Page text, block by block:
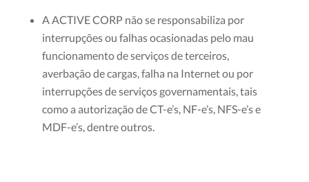
A ACTIVE CORP não se responsabiliza por
interrupções ou falhas ocasionadas pelo mau
funcionamento de serviços de terceiros,
averbação de cargas, falha na Internet ou por
interrupções de serviços governamentais, tais
como a autorização de CT-e’s, NF-e’s, NFS-e’s e
MDF-e’s, dentre outros.